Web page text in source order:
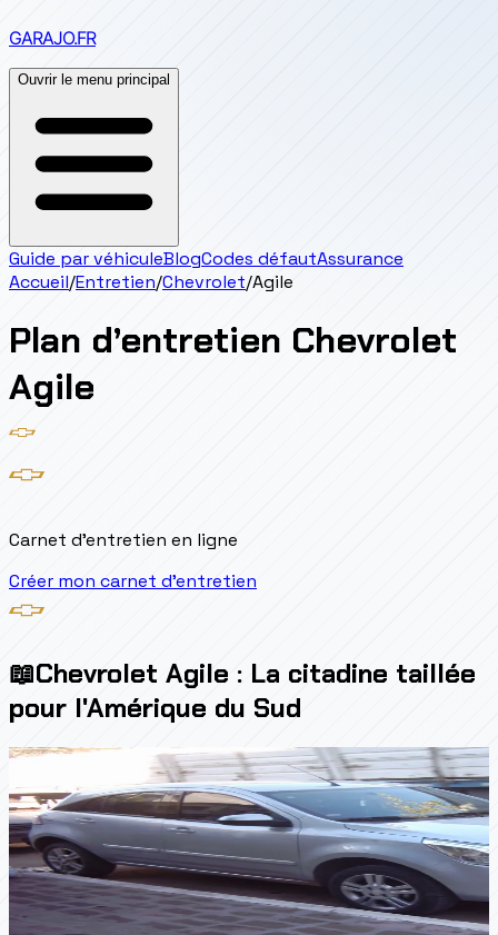
GARAJO.FR
Ouvrir le menu principal
Guide par véhiculeBlogCodes défautAssurance
Accueil/Entretien/Chevrolet/Agile
Plan d’entretien Chevrolet
Agile
Carnet d'entretien en ligne
Créer mon carnet d'entretien
📖Chevrolet Agile : La citadine taillée
pour l'Amérique du Sud